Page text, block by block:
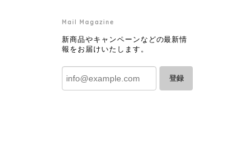
Mail Magazine
新商品やキャンペーンなどの最新情
報をお届けいたします。
登録